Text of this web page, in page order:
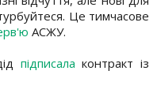
Це тимчасове
АСЖУ.
підписалаконтракт із